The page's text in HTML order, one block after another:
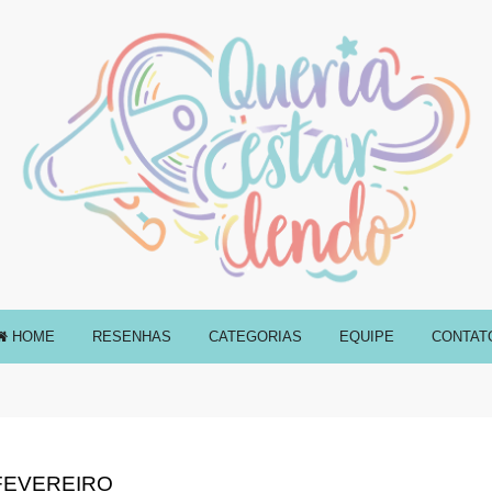
HOME RESENHAS CATEGORIAS EQUIPE